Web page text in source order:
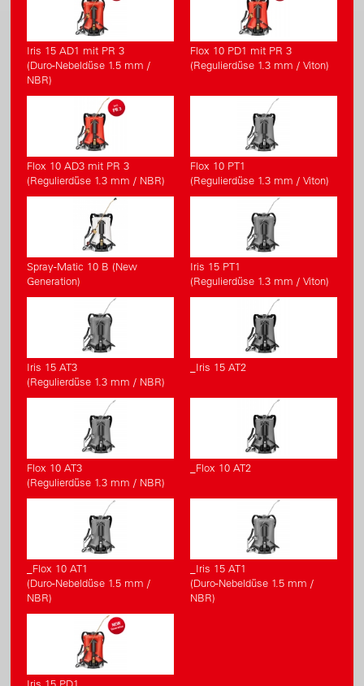
Iris 15 AD1 mit PR 3
(Duro-Nebeldüse 1.5 mm /
NBR)
Flox 10 PD1 mit PR 3
(Regulierdüse 1.3 mm / Viton)
Flox 10 AD3 mit PR 3
(Regulierdüse 1.3 mm / NBR)
Flox 10 PT1
(Regulierdüse 1.3 mm / Viton)
Spray-Matic 10 B (New
Generation)
Iris 15 PT1
(Regulierdüse 1.3 mm / Viton)
Iris 15 AT3
(Regulierdüse 1.3 mm / NBR)
_Iris 15 AT2
Flox 10 AT3
(Regulierdüse 1.3 mm / NBR)
_Flox 10 AT2
_Flox 10 AT1
(Duro-Nebeldüse 1.5 mm /
NBR)
_Iris 15 AT1
(Duro-Nebeldüse 1.5 mm /
NBR)